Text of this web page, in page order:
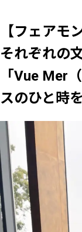
【フェアモ
それぞれの
「Vue Mer
スのひと時を